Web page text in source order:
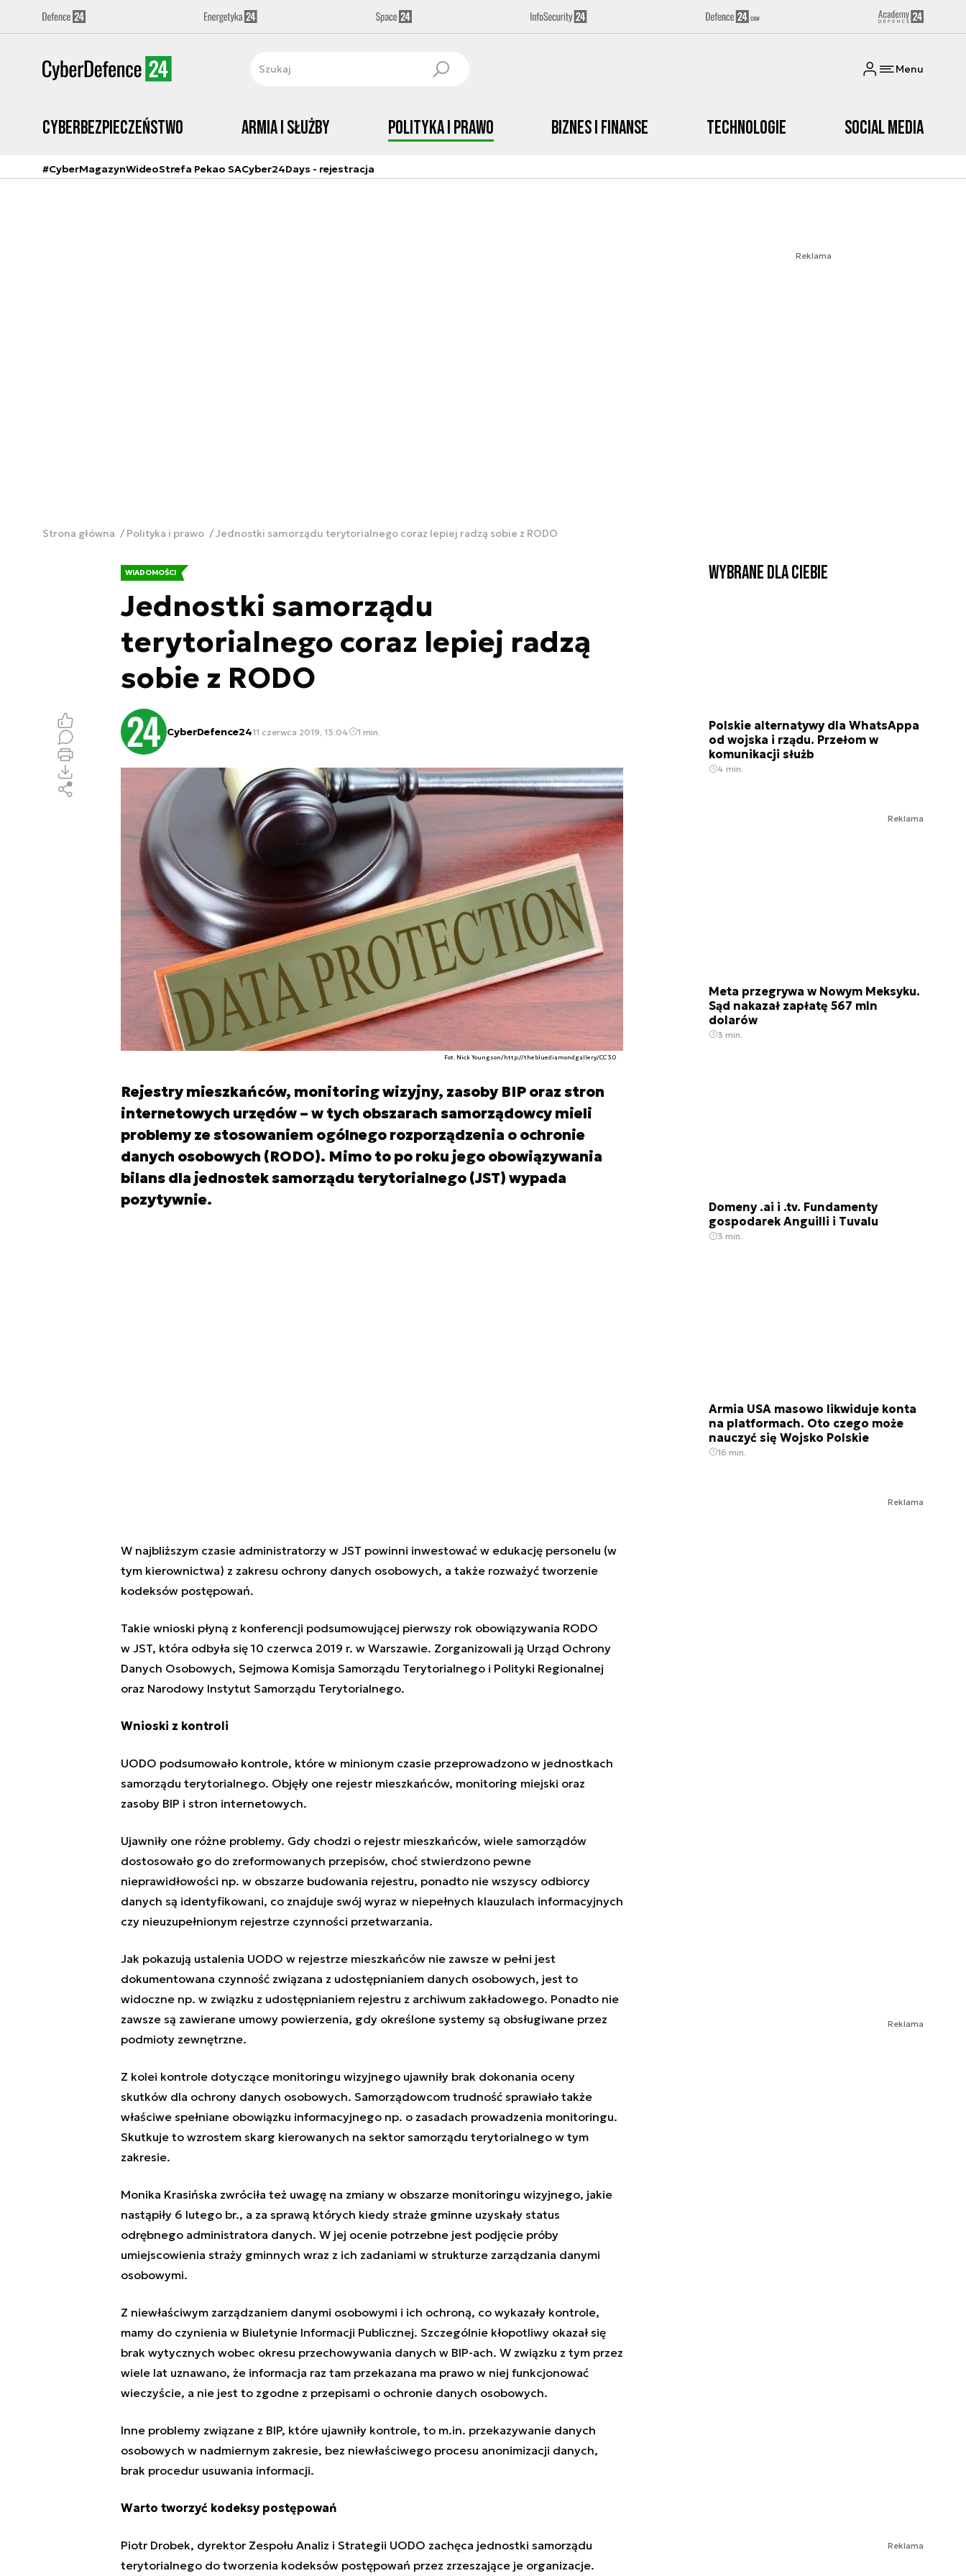
Menu
Cyberbezpieczeństwo Armia i Służby Polityka i prawo Biznes i Finanse Technologie Social media
#CyberMagazynWideoStrefa Pekao SACyber24Days - rejestracja
Reklama
Strona główna Polityka i prawo Jednostki samorządu terytorialnego coraz lepiej radzą sobie z RODO
WIADOMOŚCI
Jednostki samorządu
terytorialnego coraz lepiej radzą
sobie z RODO
CyberDefence2411 czerwca 2019, 13:04 1 min.
Fot. Nick Youngson/http://thebluediamondgallery/CC 3.0
Rejestry mieszkańców, monitoring wizyjny, zasoby BIP oraz stron
internetowych urzędów – w tych obszarach samorządowcy mieli
problemy ze stosowaniem ogólnego rozporządzenia o ochronie
danych osobowych (RODO). Mimo to po roku jego obowiązywania
bilans dla jednostek samorządu terytorialnego (JST) wypada
pozytywnie.
W najbliższym czasie administratorzy w JST powinni inwestować w edukację personelu (w
tym kierownictwa) z zakresu ochrony danych osobowych, a także rozważyć tworzenie
kodeksów postępowań.
Takie wnioski płyną z konferencji podsumowującej pierwszy rok obowiązywania RODO
w JST, która odbyła się 10 czerwca 2019 r. w Warszawie. Zorganizowali ją Urząd Ochrony
Danych Osobowych, Sejmowa Komisja Samorządu Terytorialnego i Polityki Regionalnej
oraz Narodowy Instytut Samorządu Terytorialnego.
Wnioski z kontroli
UODO podsumowało kontrole, które w minionym czasie przeprowadzono w jednostkach
samorządu terytorialnego. Objęły one rejestr mieszkańców, monitoring miejski oraz
zasoby BIP i stron internetowych.
Ujawniły one różne problemy. Gdy chodzi o rejestr mieszkańców, wiele samorządów
dostosowało go do zreformowanych przepisów, choć stwierdzono pewne
nieprawidłowości np. w obszarze budowania rejestru, ponadto nie wszyscy odbiorcy
danych są identyfikowani, co znajduje swój wyraz w niepełnych klauzulach informacyjnych
czy nieuzupełnionym rejestrze czynności przetwarzania.
Jak pokazują ustalenia UODO w rejestrze mieszkańców nie zawsze w pełni jest
dokumentowana czynność związana z udostępnianiem danych osobowych, jest to
widoczne np. w związku z udostępnianiem rejestru z archiwum zakładowego. Ponadto nie
zawsze są zawierane umowy powierzenia, gdy określone systemy są obsługiwane przez
podmioty zewnętrzne.
Z kolei kontrole dotyczące monitoringu wizyjnego ujawniły brak dokonania oceny
skutków dla ochrony danych osobowych. Samorządowcom trudność sprawiało także
właściwe spełniane obowiązku informacyjnego np. o zasadach prowadzenia monitoringu.
Skutkuje to wzrostem skarg kierowanych na sektor samorządu terytorialnego w tym
zakresie.
Monika Krasińska zwróciła też uwagę na zmiany w obszarze monitoringu wizyjnego, jakie
nastąpiły 6 lutego br., a za sprawą których kiedy straże gminne uzyskały status
odrębnego administratora danych. W jej ocenie potrzebne jest podjęcie próby
umiejscowienia straży gminnych wraz z ich zadaniami w strukturze zarządzania danymi
osobowymi.
Z niewłaściwym zarządzaniem danymi osobowymi i ich ochroną, co wykazały kontrole,
mamy do czynienia w Biuletynie Informacji Publicznej. Szczególnie kłopotliwy okazał się
brak wytycznych wobec okresu przechowywania danych w BIP-ach. W związku z tym przez
wiele lat uznawano, że informacja raz tam przekazana ma prawo w niej funkcjonować
wieczyście, a nie jest to zgodne z przepisami o ochronie danych osobowych.
Inne problemy związane z BIP, które ujawniły kontrole, to m.in. przekazywanie danych
osobowych w nadmiernym zakresie, bez niewłaściwego procesu anonimizacji danych,
brak procedur usuwania informacji.
Warto tworzyć kodeksy postępowań
Piotr Drobek, dyrektor Zespołu Analiz i Strategii UODO zachęca jednostki samorządu
terytorialnego do tworzenia kodeksów postępowań przez zrzeszające je organizacje.
Wybrane dla Ciebie
Polskie alternatywy dla WhatsAppa
od wojska i rządu. Przełom w
komunikacji służb
4 min.
Reklama
Meta przegrywa w Nowym Meksyku.
Sąd nakazał zapłatę 567 mln
dolarów
3 min.
Domeny .ai i .tv. Fundamenty
gospodarek Anguilli i Tuvalu
3 min.
Armia USA masowo likwiduje konta
na platformach. Oto czego może
nauczyć się Wojsko Polskie
16 min.
Reklama
Reklama
Reklama